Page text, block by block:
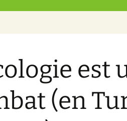
est
(en